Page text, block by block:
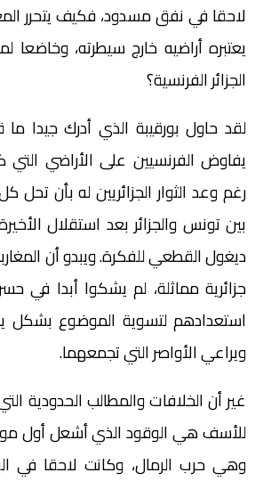
لاحقا في نفق مسدود، فكيف يتحرر
يعتبره أراضيه خارج سيطرته،
الجزائر الفرنسية؟
لقد حاول بورقيبة الذي أدرك جيدا
يفاوض الفرنسيين على الأراضي التي
رغم وعد الثوار الجزائريين له بأن تحل
بين تونس والجزائر بعد استقلال
ديغول القطعي للفكرة. ويبدو أن
جزائرية مماثلة، لم يشكوا أبدا في
استعدادهم لتسوية الموضوع بشكل
ويراعي الأواصر التي تجمعهما.
غير أن الخلافات والمطالب الحدودية
للأسف هي الوقود الذي أشعل أول
وهي حرب الرمال، وكانت لاحقا في